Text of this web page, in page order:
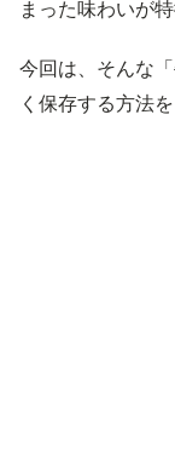
まった味わいが特
今回は、そんな
く保存する方法